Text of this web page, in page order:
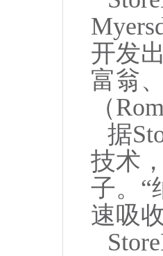
开发
富翁
（
据
技术
子。“
速吸